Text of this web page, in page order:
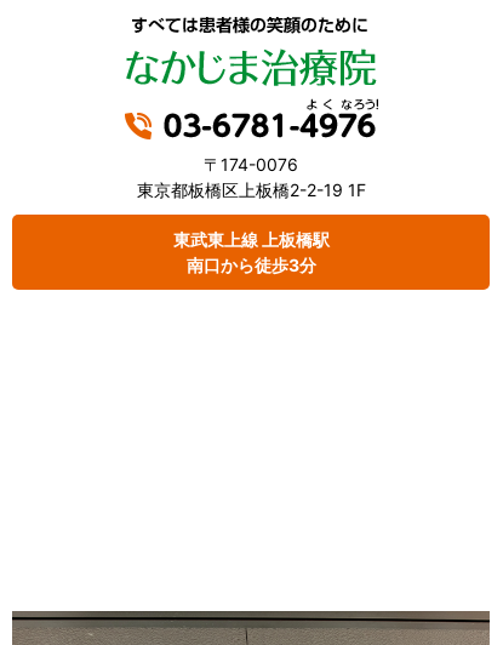
〒174-0076
東京都板橋区上板橋2-2-19 1F
東武東上線 上板橋駅
南口から徒歩3分